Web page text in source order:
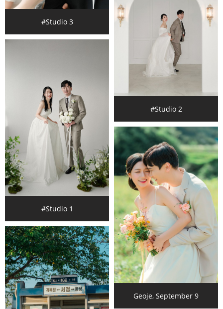
#Studio 3
#Studio 2
#Studio 1
Geoje, September 9